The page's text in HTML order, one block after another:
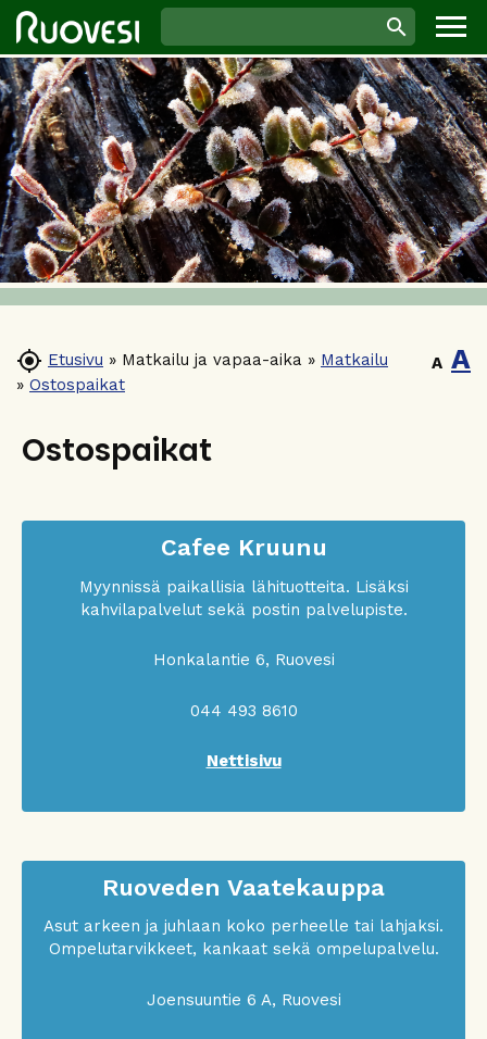
 Etusivu » Matkailu ja vapaa-aika » Matkailu
» Ostospaikat
A A
Ostospaikat
Cafee Kruunu
Myynnissä paikallisia lähituotteita. Lisäksi
kahvilapalvelut sekä postin palvelupiste.
Honkalantie 6, Ruovesi
044 493 8610
Nettisivu
Ruoveden Vaatekauppa
Asut arkeen ja juhlaan koko perheelle tai lahjaksi.
Ompelutarvikkeet, kankaat sekä ompelupalvelu.
Joensuuntie 6 A, Ruovesi